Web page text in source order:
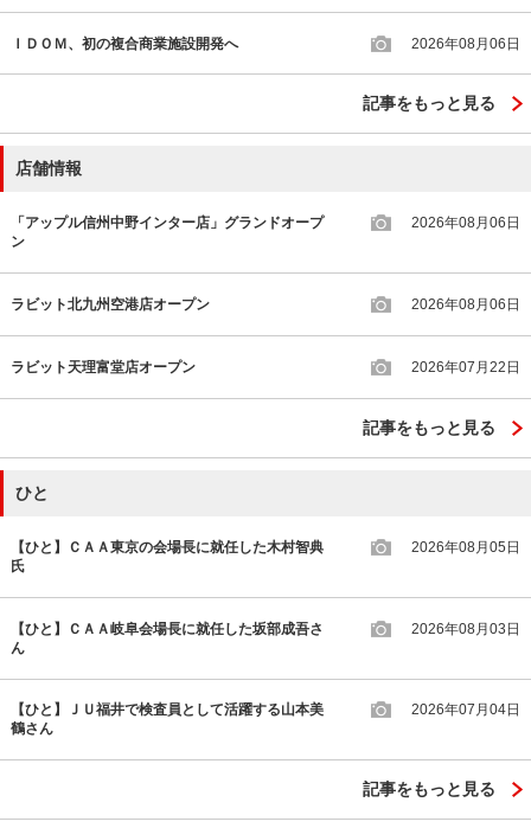
ＩＤＯＭ、初の複合商業施設開発へ 2026年08月06日
記事をもっと見る
店舗情報
「アップル信州中野インター店」グランドオープ
ン
2026年08月06日
ラビット北九州空港店オープン 2026年08月06日
ラビット天理富堂店オープン 2026年07月22日
記事をもっと見る
ひと
【ひと】ＣＡＡ東京の会場長に就任した木村智典
氏
2026年08月05日
【ひと】ＣＡＡ岐阜会場長に就任した坂部成吾さ
ん
2026年08月03日
【ひと】ＪＵ福井で検査員として活躍する山本美
鶴さん
2026年07月04日
記事をもっと見る